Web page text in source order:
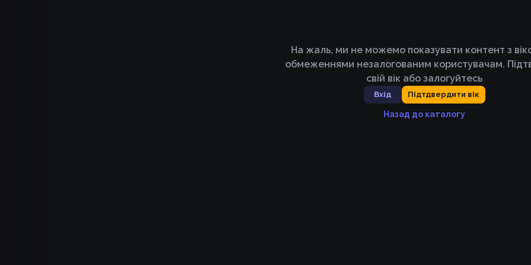
На жаль, ми не можемо показувати контент з
обмеженнями незалогованим користувачам.
свій вік або залогуйтесь
Вхід Підтдвердити вік
Назад до каталогу